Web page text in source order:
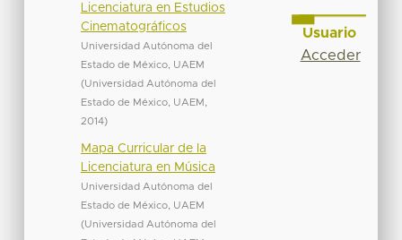
Licenciatura en Estudios
Cinematográficos
Universidad Autónoma del
Estado de México, UAEM
(Universidad Autónoma del
Estado de México, UAEM
2014)
Mapa Curricular de la
Licenciatura en Música
Universidad Autónoma del
Estado de México, UAEM
(Universidad Autónoma del
Usuario
Acceder